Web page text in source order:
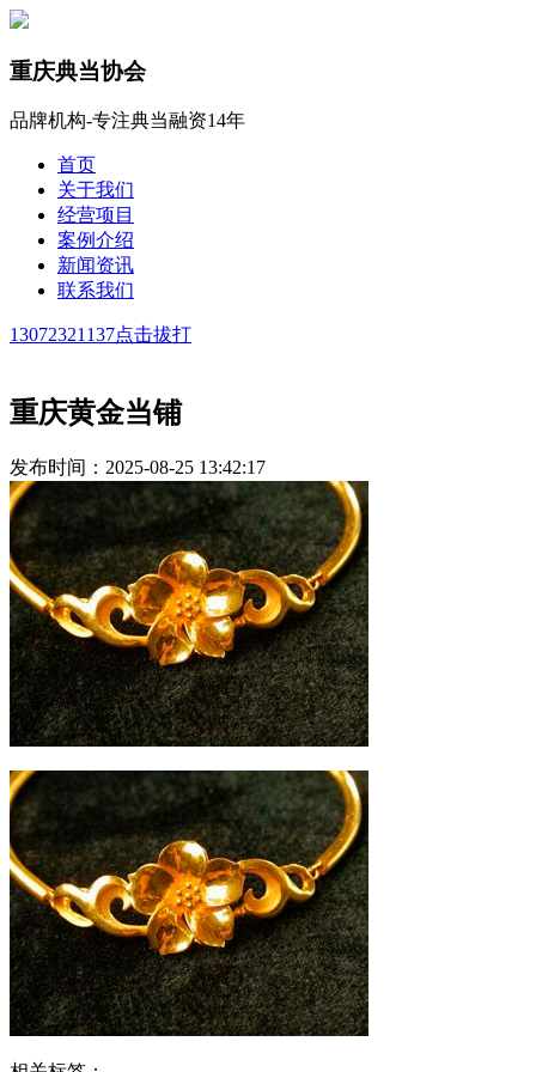
重庆典当协会
品牌机构-专注典当融资14年
首页
关于我们
经营项目
案例介绍
新闻资讯
联系我们
13072321137点击拔打
重庆黄金当铺
发布时间：2025-08-25 13:42:17